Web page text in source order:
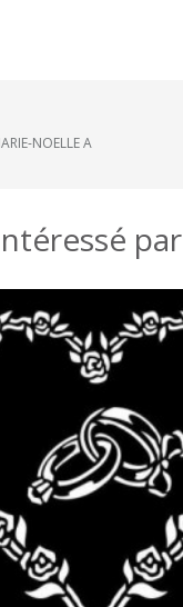
NOELLE A
par